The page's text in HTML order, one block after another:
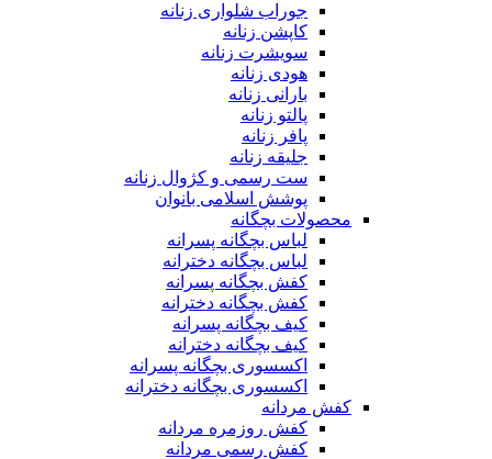
جوراب شلواری زنانه
کاپشن زنانه
سویشرت زنانه
هودی زنانه
بارانی زنانه
پالتو زنانه
پافر زنانه
جلیقه زنانه
ست رسمی و کژوال زنانه
پوشش اسلامی بانوان
محصولات بچگانه
لباس بچگانه پسرانه
لباس بچگانه دخترانه
کفش بچگانه پسرانه
کفش بچگانه دخترانه
کیف بچگانه پسرانه
کیف بچگانه دخترانه
اکسسوری بچگانه پسرانه
اکسسوری بچگانه دخترانه
کفش مردانه
کفش روزمره مردانه
کفش رسمی مردانه